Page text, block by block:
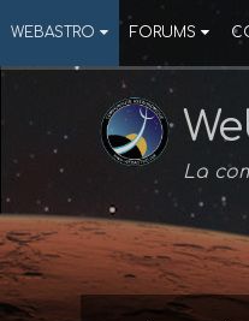
WEBASTRO FORUMS
La